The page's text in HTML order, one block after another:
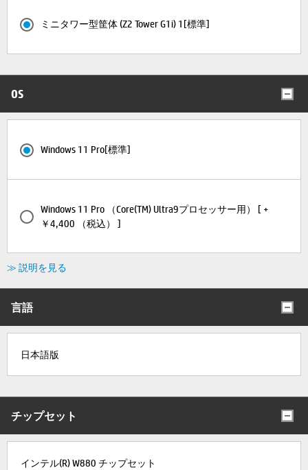
ミニタワー型筐体 (Z2 Tower G1i) 1[標準]
OS
Windows 11 Pro[標準]
Windows 11 Pro （Core(TM) Ultra9プロセッサー用） [ +
￥4,400 （税込） ]
≫ 説明を見る
言語
日本語版
チップセット
インテル(R) W880 チップセット